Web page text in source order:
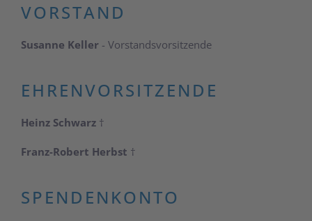
VORSTAND
Susanne Keller - Vorstandsvorsitzende
EHRENVORSITZENDE
Heinz Schwarz †
Franz-Robert Herbst †
SPENDENKONTO